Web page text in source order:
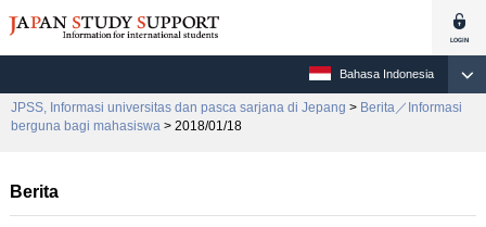
Bahasa Indonesia
JPSS, Informasi universitas dan pasca sarjana di Jepang > Berita／Informasi
berguna bagi mahasiswa > 2018/01/18
Berita